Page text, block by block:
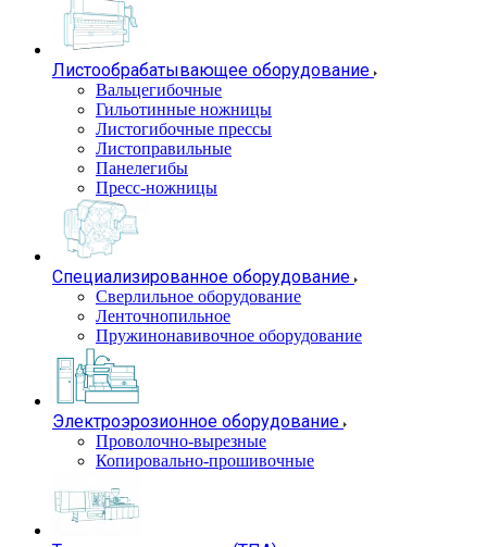
Листообрабатывающее оборудование
Вальцегибочные
Гильотинные ножницы
Листогибочные прессы
Листоправильные
Панелегибы
Пресс-ножницы
Специализированное оборудование
Сверлильное оборудование
Ленточнопильное
Пружинонавивочное оборудование
Электроэрозионное оборудование
Проволочно-вырезные
Копировально-прошивочные